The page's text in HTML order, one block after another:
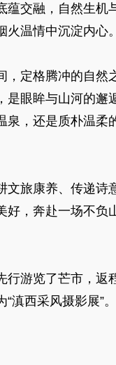
蕴交融，自然生机
温情中沉淀内心。
，定格腾冲的自然
眼眸与山河的邂
泉，还是质朴温柔
文旅康养、传递诗
好，奔赴一场不负
行游览了芒市，返
西采风摄影展”。